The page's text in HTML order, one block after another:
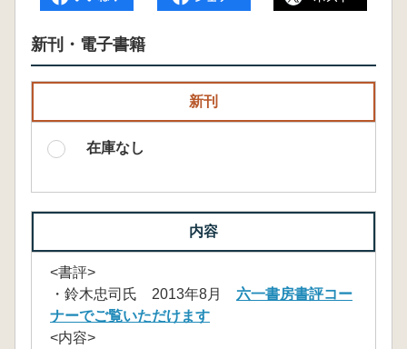
新刊・電子書籍
新刊
在庫なし
内容
<書評>
・鈴木忠司氏 2013年8月 六一書房書評コー
ナーでご覧いただけます
<内容>